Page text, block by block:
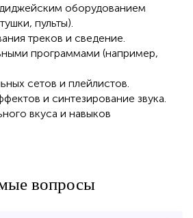
оборудованием
пульты).
треков и сведение.
программами (например,
сетов и плейлистов.
и синтезирование звука.
вкуса и навыков
вопросы